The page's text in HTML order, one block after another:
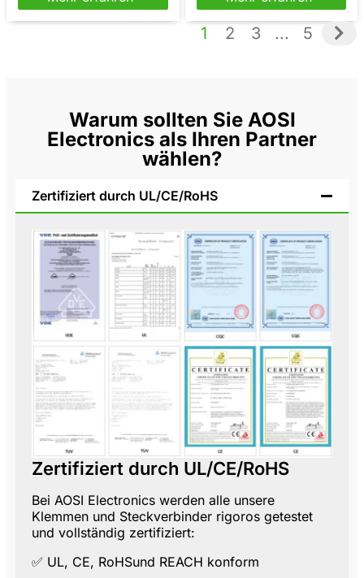
1 2 3 ... 5
Warum sollten Sie AOSI
Electronics als Ihren Partner
wählen?
Zertifiziert durch UL/CE/RoHS
Zertifiziert durch UL/CE/RoHS
Bei AOSI Electronics werden alle unsere
Klemmen und Steckverbinder rigoros getestet
und vollständig zertifiziert:
✅ UL, CE, RoHSund REACH konform